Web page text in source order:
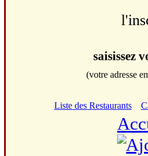
saisissez
(votre adresse
Liste des Restaurants